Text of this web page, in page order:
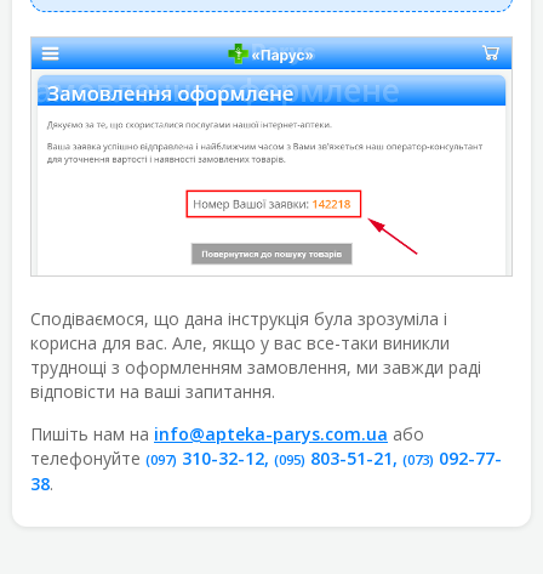
Сподіваємося, що дана інструкція була зрозуміла і
корисна для вас. Але, якщо у вас все-таки виникли
труднощі з оформленням замовлення, ми завжди раді
відповісти на ваші запитання.
Пишіть нам на info@apteka-parys.com.ua або
телефонуйте (097) 310-32-12, (095) 803-51-21, (073) 092-77-
38.